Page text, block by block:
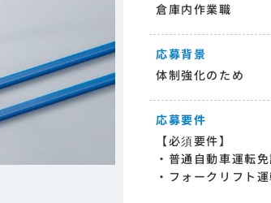
倉庫内作業職
応募背景
体制強化のため
応募要件
【必須要件】
・普通自動車運転
・フォークリフト